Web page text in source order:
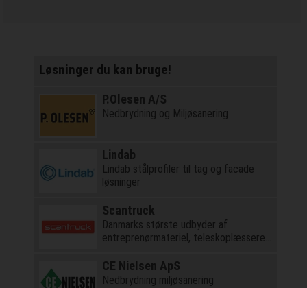
Løsninger du kan bruge!
P.Olesen A/S
Nedbrydning og Miljøsanering
Lindab
Lindab stålprofiler til tag og facade
løsninger
Scantruck
Danmarks største udbyder af
entreprenørmateriel, teleskoplæssere
CE Nielsen ApS
Nedbrydning miljøsanering